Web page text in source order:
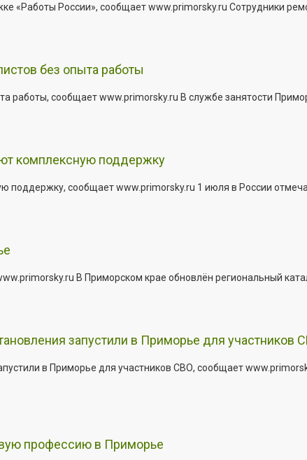
России», сообщает www.primorsky.ru Сотрудники
без опыта работы
сообщает www.primorsky.ru В службе занятости
комплексную поддержку
сообщает www.primorsky.ru 1 июля в России
В Приморском крае обновлён региональный
запустили в Приморье для участников
в Приморье для участников СВО, сообщает
профессию в Приморье